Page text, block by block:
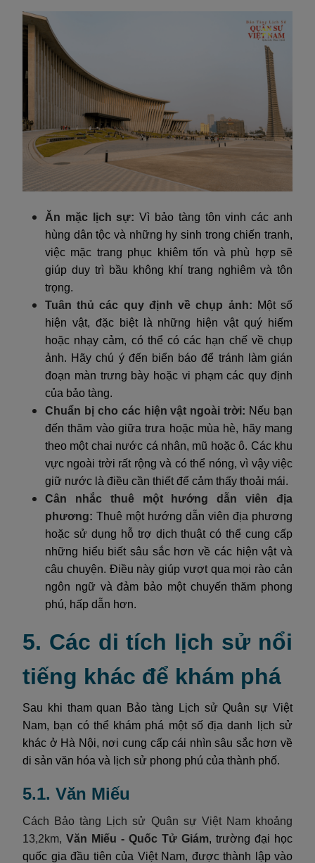
Ăn mặc lịch sự: Vì bảo tàng tôn vinh các anh
hùng dân tộc và những hy sinh trong chiến tranh,
việc mặc trang phục khiêm tốn và phù hợp sẽ
giúp duy trì bầu không khí trang nghiêm và tôn
trọng.
Tuân thủ các quy định về chụp ảnh: Một số
hiện vật, đặc biệt là những hiện vật quý hiếm
hoặc nhạy cảm, có thể có các hạn chế về chụp
ảnh. Hãy chú ý đến biển báo để tránh làm gián
đoạn màn trưng bày hoặc vi phạm các quy định
của bảo tàng.
Chuẩn bị cho các hiện vật ngoài trời: Nếu bạn
đến thăm vào giữa trưa hoặc mùa hè, hãy mang
theo một chai nước cá nhân, mũ hoặc ô. Các khu
vực ngoài trời rất rộng và có thể nóng, vì vậy việc
giữ nước là điều cần thiết để cảm thấy thoải mái.
Cân nhắc thuê một hướng dẫn viên địa
phương: Thuê một hướng dẫn viên địa phương
hoặc sử dụng hỗ trợ dịch thuật có thể cung cấp
những hiểu biết sâu sắc hơn về các hiện vật và
câu chuyện. Điều này giúp vượt qua mọi rào cản
ngôn ngữ và đảm bảo một chuyến thăm phong
phú, hấp dẫn hơn.
5. Các di tích lịch sử nổi
tiếng khác để khám phá
Sau khi tham quan Bảo tàng Lịch sử Quân sự Việt
Nam, bạn có thể khám phá một số địa danh lịch sử
khác ở Hà Nội, nơi cung cấp cái nhìn sâu sắc hơn về
di sản văn hóa và lịch sử phong phú của thành phố.
5.1. Văn Miếu
Cách Bảo tàng Lịch sử Quân sự Việt Nam khoảng
13,2km, Văn Miếu - Quốc Tử Giám, trường đại học
quốc gia đầu tiên của Việt Nam, được thành lập vào